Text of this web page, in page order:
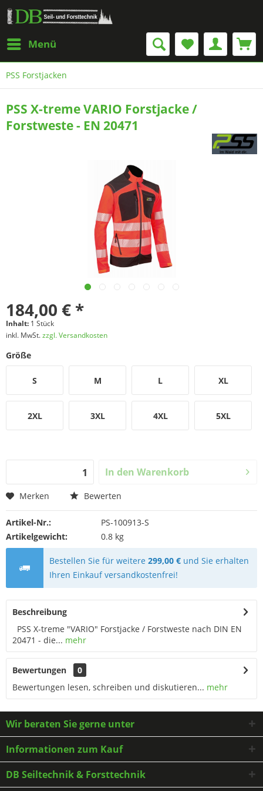
Menü
PSS Forstjacken
PSS X-treme VARIO Forstjacke /
Forstweste - EN 20471
184,00 € *
Inhalt: 1 Stück
inkl. MwSt.zzgl. Versandkosten
Größe
S M L XL
2XL 3XL 4XL 5XL
In den Warenkorb
Merken Bewerten
Artikel-Nr.:
PS-100913-S
Artikelgewicht:
0.8 kg
Bestellen Sie für weitere299,00 € und Sie erhalten
Ihren Einkauf versandkostenfrei!
Beschreibung
PSS X-treme "VARIO" Forstjacke / Forstweste nach DIN EN
20471 - die... mehr
Bewertungen
0
Bewertungen lesen, schreiben und diskutieren... mehr
Wir beraten Sie gerne unter
Informationen zum Kauf
DB Seiltechnik & Forsttechnik